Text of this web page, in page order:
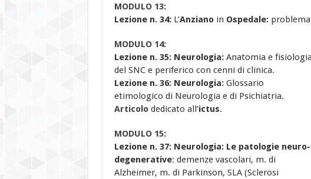
MODULO 13:
Lezione n. 34: L’Anziano in Ospedale:
MODULO 14:
Lezione n. 35: Neurologia: Anatomia e fisiologia
del SNC e periferico con cenni di clinica.
Lezione n. 36: Neurologia: Glossario
etimologico di Neurologia e di Psichiatria.
Articolo dedicato all’ictus.
MODULO 15:
Lezione n. 37: Neurologia: Le patologie neuro-
degenerative: demenze vascolari, m. di
Alzheimer, m. di Parkinson, SLA (Sclerosi